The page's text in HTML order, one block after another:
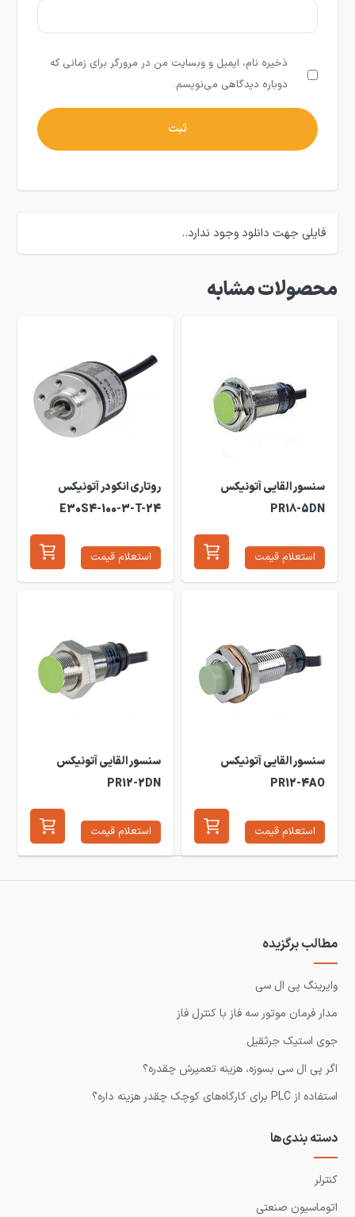
ذخیره نام، ایمیل و وبسایت من در مرورگر برای زمانی که
دوباره دیدگاهی می‌نویسم.
فایلی جهت دانلود وجود ندارد..
محصولات مشابه
سنسور القایی آتونیکس
PR18-5DN
استعلام قیمت
روتاری انکودر آتونیکس
E30S4-100-3-T-24
استعلام قیمت
سنسور القایی آتونیکس
PR12-4AO
استعلام قیمت
سنسور القایی آتونیکس
PR12-2DN
استعلام قیمت
مطالب برگزیده
وایرینگ پی ال سی
مدار فرمان موتور سه فاز با کنترل فاز
جوی استیک جرثقیل
اگر پی ال سی بسوزه، هزینه تعمیرش چقدره؟
استفاده از PLC برای کارگاه‌های کوچک چقدر هزینه داره؟
دسته بندی‌ها
کنترلر
اتوماسیون صنعتی